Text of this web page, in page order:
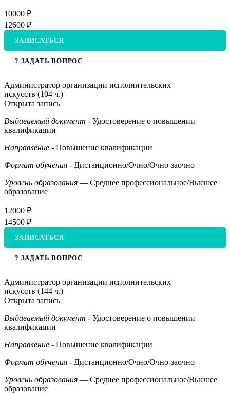
10000 ₽
12600 ₽
ЗАПИСАТЬСЯ
? ЗАДАТЬ ВОПРОС
Администратор организации исполнительских
искусств (104 ч.)
Открыта запись
Выдаваемый документ - Удостоверение о повышении
квалификации
Направление - Повышение квалификации
Формат обучения - Дистанционно/Очно/Очно-заочно
Уровень образования — Среднее профессиональное/Высшее
образование
12000 ₽
14500 ₽
ЗАПИСАТЬСЯ
? ЗАДАТЬ ВОПРОС
Администратор организации исполнительских
искусств (144 ч.)
Открыта запись
Выдаваемый документ - Удостоверение о повышении
квалификации
Направление - Повышение квалификации
Формат обучения - Дистанционно/Очно/Очно-заочно
Уровень образования — Среднее профессиональное/Высшее
образование